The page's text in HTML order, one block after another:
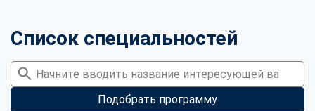
Список специальностей
Подобрать программу